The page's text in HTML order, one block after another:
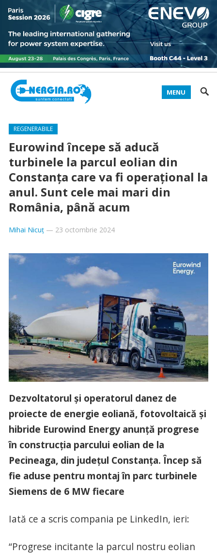
MENU
REGENERABILE
Eurowind începe să aducă
turbinele la parcul eolian din
Constanța care va fi operațional la
anul. Sunt cele mai mari din
România, până acum
Mihai Nicuț— 23 octombrie 2024
Dezvoltatorul și operatorul danez de
proiecte de energie eoliană, fotovoltaică și
hibride Eurowind Energy anunță progrese
în construcția parcului eolian de la
Pecineaga, din județul Constanța. Încep să
fie aduse pentru montaj în parc turbinele
Siemens de 6 MW fiecare
Iată ce a scris compania pe LinkedIn, ieri:
“Progrese incitante la parcul nostru eolian